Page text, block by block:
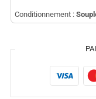
Conditionnement :